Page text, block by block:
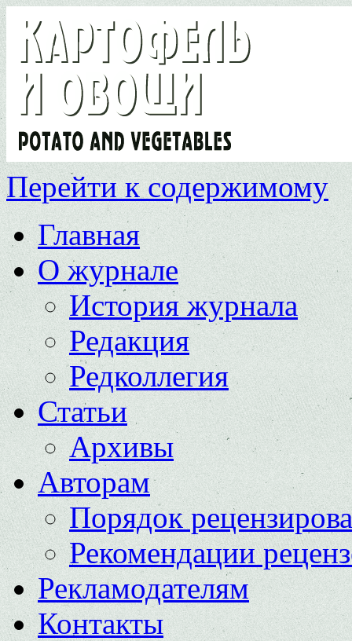
Перейти к содержимому
Главная
О журнале
История журнала
Редакция
Редколлегия
Статьи
Архивы
Авторам
Порядок
Рекомендации
Рекламодателям
Контакты